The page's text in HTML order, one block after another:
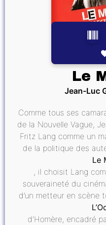
Le
Jean-Luc
Comme tous ses
de la Nouvelle Vague,
Fritz Lang comme un
de la politique des
Le
, il choisit Lang
souveraineté du
d’un metteur en
d’Homère, encadré